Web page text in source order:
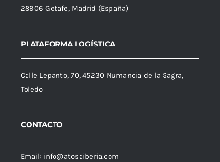
28906 Getafe, Madrid (España)
PLATAFORMA LOGÍSTICA
Calle Lepanto, 70, 45230 Numancia de la Sagra,
Toledo
CONTACTO
Email: info@atosaiberia.com